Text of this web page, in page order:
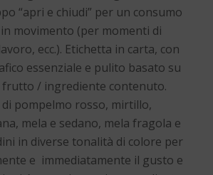
“apri e chiudi” per un consumo
movimento (per momenti di
ecc.). Etichetta in carta, con
essenziale e pulito basato su
/ ingrediente contenuto.
di pompelmo rosso, mirtillo,
mela e sedano, mela fragola e
in diverse tonalità di colore per
e immediatamente il gusto e